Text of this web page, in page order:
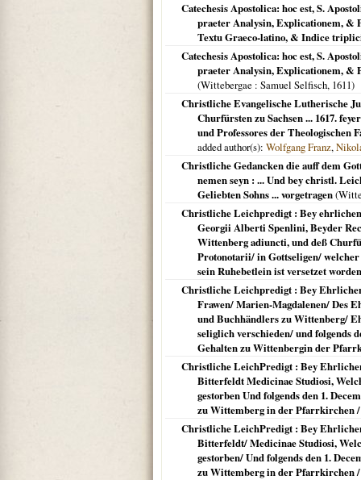
Catechesis Apostolica: hoc est, S.
praeter Analysin, Explicationem, &
Textu Graeco-latino, & Indice
Catechesis Apostolica: hoc est, S.
praeter Analysin, Explicationem, &
(Wittebergae : Samuel Selfisch, 1611)
Christliche Evangelische Lutherische
Churfürsten zu Sachsen ... 1617.
und Professores der
added author(s): Wolfgang Franz,
Christliche Gedancken die auff dem
nemen seyn : ... Und bey christl.
Geliebten Sohns ... vorgetragen(
Christliche Leichpredigt : Bey
Georgii Alberti Spenlini, Beyder
Wittenberg adiuncti, und deß
Protonotarii/ in Gottseligen/ welcher
sein Ruhebetlein ist versetzet
Christliche Leichpredigt : Bey
Frawen/ Marien-Magdalenen/ Des
und Buchhändlers zu Wittenberg/
seliglich verschieden/ und folgends
Gehalten zu Wittenbergin der
Christliche LeichPredigt : Bey
Bitterfeldt Medicinae Studiosi,
gestorben Und folgends den 1.
zu Wittemberg in der Pfarrkirchen
Christliche LeichPredigt : Bey
Bitterfeldt/ Medicinae Studiosi,
gestorben/ Und folgends den 1.
zu Wittemberg in der Pfarrkirchen